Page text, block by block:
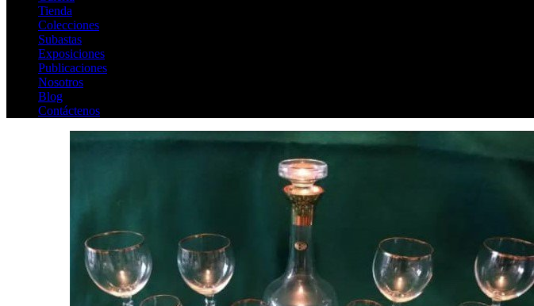
Tienda
Colecciones
Subastas
Exposiciones
Publicaciones
Nosotros
Blog
Contáctenos